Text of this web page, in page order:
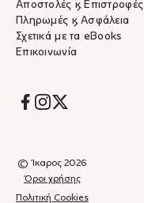
Αποστολές & Επιστροφές
Πληρωμές & Ασφάλεια
Σχετικά με τα eBooks
Επικοινωνία
Socials
© Ίκαρος 2026
Όροι χρήσης
Πολιτική Cookies